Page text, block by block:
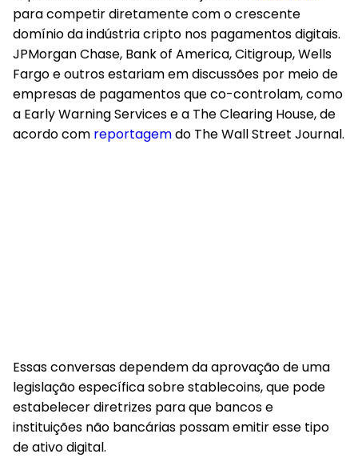
para competir diretamente com o crescente
domínio da indústria cripto nos pagamentos digitais.
JPMorgan Chase, Bank of America, Citigroup, Wells
Fargo e outros estariam em discussões por meio de
empresas de pagamentos que co-controlam, como
a Early Warning Services e a The Clearing House, de
acordo com reportagemdo The Wall Street Journal.
Essas conversas dependem da aprovação de uma
legislação específica sobre stablecoins, que pode
estabelecer diretrizes para que bancos e
instituições não bancárias possam emitir esse tipo
de ativo digital.